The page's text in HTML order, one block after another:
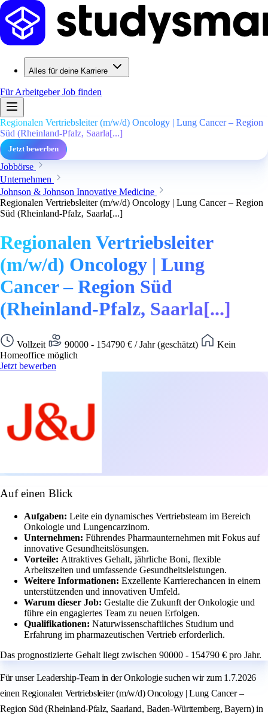
Alles für deine Karriere
Für ArbeitgeberJob finden
Regionalen Vertriebsleiter (m/w/d) Oncology | Lung Cancer – Region
Süd (Rheinland-Pfalz, Saarla[...]
Jetzt bewerben
Jobbörse
Unternehmen
Johnson & Johnson Innovative Medicine
Regionalen Vertriebsleiter (m/w/d) Oncology | Lung Cancer – Region
Süd (Rheinland-Pfalz, Saarla[...]
Regionalen Vertriebsleiter
(m/w/d) Oncology | Lung
Cancer – Region Süd
(Rheinland-Pfalz, Saarla[...]
Vollzeit 90000 - 154790 € / Jahr (geschätzt)
Kein
Homeoffice möglich
Jetzt bewerben
Auf einen Blick
Aufgaben: Leite ein dynamisches Vertriebsteam im Bereich
Onkologie und Lungencarzinom.
Unternehmen: Führendes Pharmaunternehmen mit Fokus auf
innovative Gesundheitslösungen.
Vorteile: Attraktives Gehalt, jährliche Boni, flexible
Arbeitszeiten und umfassende Gesundheitsleistungen.
Weitere Informationen: Exzellente Karrierechancen in einem
unterstützenden und innovativen Umfeld.
Warum dieser Job: Gestalte die Zukunft der Onkologie und
führe ein engagiertes Team zu neuen Erfolgen.
Qualifikationen: Naturwissenschaftliches Studium und
Erfahrung im pharmazeutischen Vertrieb erforderlich.
Das prognostizierte Gehalt liegt zwischen 90000 - 154790 € pro Jahr.
Für unser Leadership-Team in der Onkologie suchen wir zum 1.7.2026
einen Regionalen Vertriebsleiter (m/w/d) Oncology | Lung Cancer –
Region Süd (Rheinland-Pfalz, Saarland, Baden-Württemberg, Bayern) in